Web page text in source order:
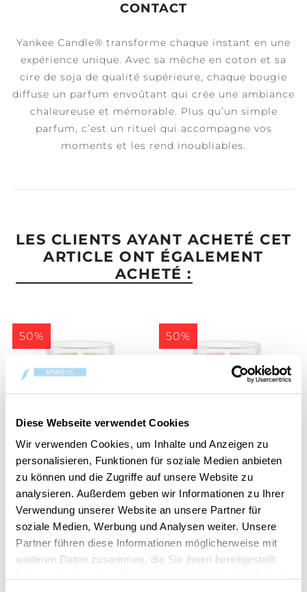
Diese Webseite verwendet Cookies
Wir verwenden Cookies, um Inhalte und Anzeigen zu
personalisieren, Funktionen für soziale Medien anbieten
zu können und die Zugriffe auf unsere Website zu
analysieren. Außerdem geben wir Informationen zu Ihrer
Verwendung unserer Website an unsere Partner für
soziale Medien, Werbung und Analysen weiter. Unsere
Partner führen diese Informationen möglicherweise mit
weiteren Daten zusammen, die Sie ihnen bereitgestellt
CONTACT
Yankee Candle® transforme chaque instant en une
expérience unique. Avec sa mèche en coton et sa
cire de soja de qualité supérieure, chaque bougie
diffuse un parfum envoûtant qui crée une ambiance
chaleureuse et mémorable. Plus qu’un simple
parfum, c’est un rituel qui accompagne vos
moments et les rend inoubliables.
LES CLIENTS AYANT ACHETÉ CET
ARTICLE ONT ÉGALEMENT
ACHETÉ :
50%
Enchanted Orchard
Signature Filled Votive
CHF 5.50
CHF 2.75
50%
Summit Stargazing
Signature Filled Votive
CHF 5.50
CHF 2.75